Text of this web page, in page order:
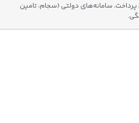
پرداخت، سامانه‌های دولتی (سجام، تامین